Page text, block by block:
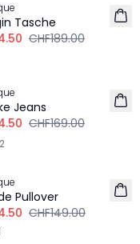
Tasche
CHF189.00
Jeans
CHF169.00
2
Pullover
CHF149.00